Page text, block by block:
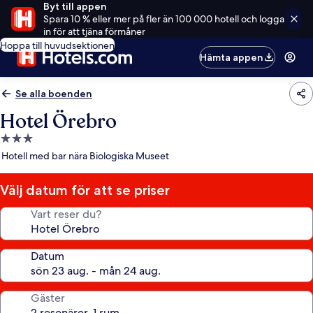
Byt till appen
Spara 10 % eller mer på fler än 100 000 hotell och logga
in för att tjäna förmåner
Hoppa till huvudsektionen
Hämta appen
Se alla boenden
Hotel Örebro
3.0-
stjärnigt
Hotell med bar nära Biologiska Museet
Välj datum för att se priser
Vart reser du?
Datum
Gäster